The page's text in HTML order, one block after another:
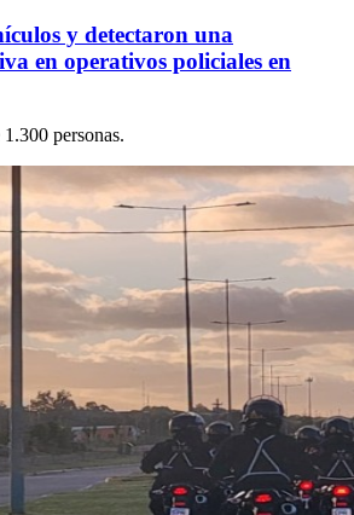
y detectaron una
en operativos policiales en
personas.